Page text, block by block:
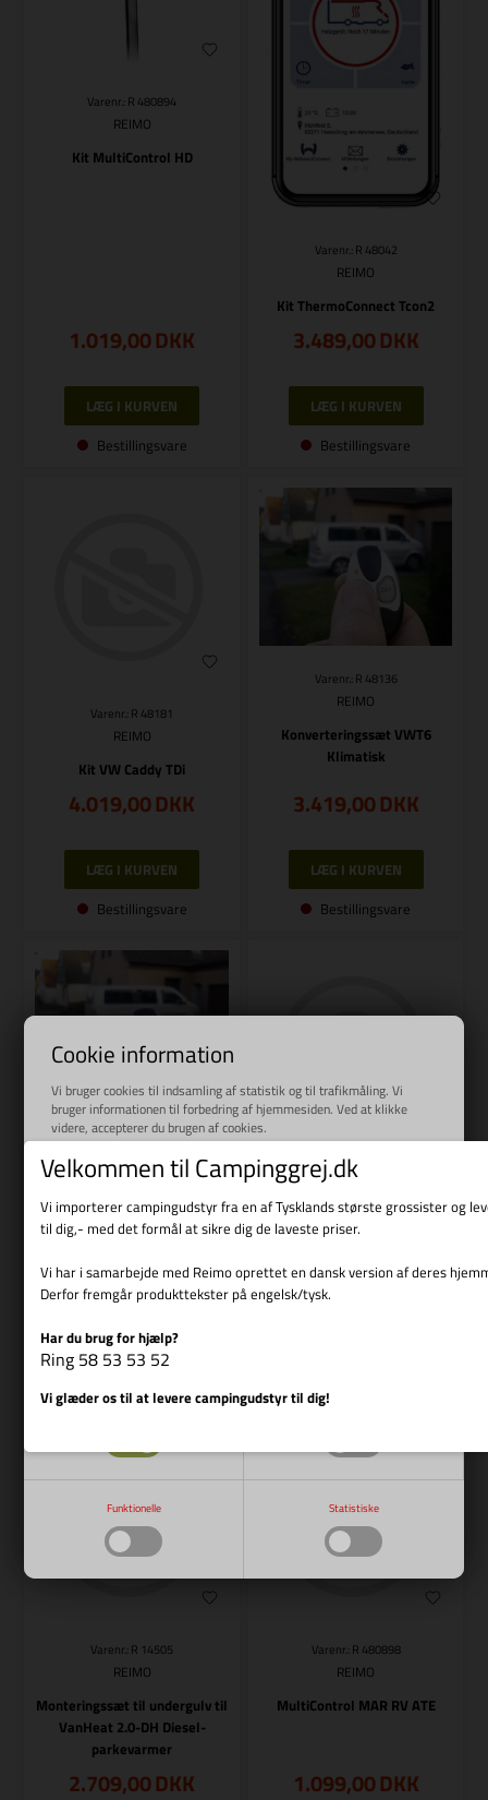
Cookie information
Vi bruger cookies til indsamling af statistik og til trafikmåling. Vi
bruger informationen til forbedring af hjemmesiden. Ved at klikke
videre, accepterer du brugen af cookies.
Læs mere
Nødvendige Markedsføring
Funktionelle Statistiske
Varenr.: R 480894
REIMO
Kit MultiControl HD
1.019,00DKK
Bestillingsvare
Varenr.: R 48042
REIMO
Kit ThermoConnect Tcon2
3.489,00DKK
Bestillingsvare
Varenr.: R 48181
REIMO
Kit VW Caddy TDi
4.019,00DKK
Bestillingsvare
Varenr.: R 48136
REIMO
Konverteringssæt VWT6
Klimatisk
3.419,00DKK
Bestillingsvare
Varenr.: R 48135
REIMO
Konverteringssæt VWT6 med
klimatronic inkl. Lednings- og
monteringstilbehør
3.419,00DKK
Varenr.: R 48022
REIMO
LU Thermo Pro 90 D 12V
16.539,00DKK
Varenr.: R 14505
REIMO
Monteringssæt til undergulv til
VanHeat 2.0-DH Diesel-
parkevarmer
2.709,00DKK
Varenr.: R 480898
REIMO
MultiControl MAR RV ATE
1.099,00DKK
Velkommen til Campinggrej.dk
Vi importerer campingudstyr fra en af Tysklands største grossister og
til dig,- med det formål at sikre dig de laveste priser.
Vi har i samarbejde med Reimo oprettet en dansk version af deres
Derfor fremgår produkttekster på engelsk/tysk.
Har du brug for hjælp?
Ring 58 53 53 52
Vi glæder os til at levere campingudstyr til dig!